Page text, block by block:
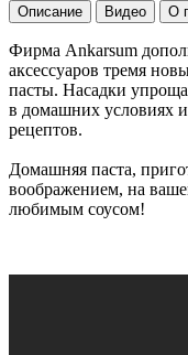
Описание Видео О
Фирма Ankarsum
аксессуаров тремя
пасты. Насадки
в домашних условиях
рецептов.
Домашняя паста,
воображением, на
любимым соусом!